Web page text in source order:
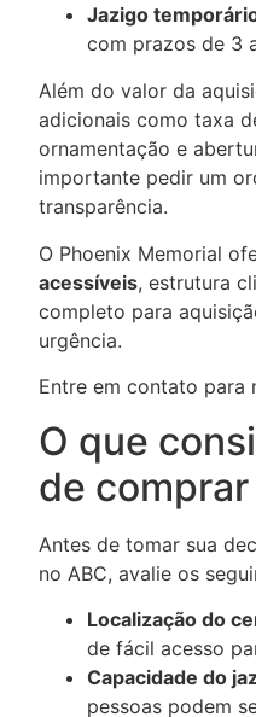
Jazigo
com prazos de 3
Além do valor da
adicionais como taxa
ornamentação e
importante pedir um
transparência.
O Phoenix Memorial
acessíveis, estrutura
completo para
urgência.
Entre em contato para
O que
de
Antes de tomar sua
no ABC, avalie os
Localização do
de fácil acesso
Capacidade do
pessoas podem